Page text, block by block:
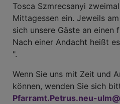
Tosca Szmrecsanyi
Mittagessen ein. Jeweils
sich unsere Gäste an einen
Nach einer Andacht heißt
".
Wenn Sie uns mit Zeit und
können, wenden Sie sich
Pfarramt.Petrus.neu-